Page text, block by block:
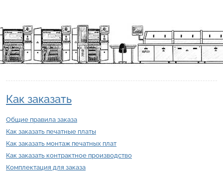
Как заказать
Общие правила заказа
Как заказать печатные платы
Как заказать монтаж печатных плат
Как заказать контрактное производство
Комплектация для заказа